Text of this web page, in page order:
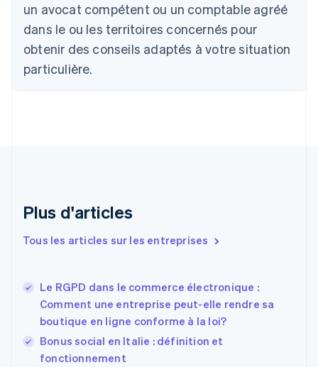
un avocat compétent ou un comptable agréé
dans le ou les territoires concernés pour
obtenir des conseils adaptés à votre situation
particulière.
Plus d'articles
Tous les articles sur les entreprises
Le RGPD dans le commerce électronique :
Comment une entreprise peut-elle rendre sa
boutique en ligne conforme à la loi?
Bonus social en Italie : définition et
fonctionnement
Bulgarie
English
Canada
EnglishFrançais
Chine continentale
Espagne
Estonie
EnglishEspañol简体中文
Finlande
EnglishSvenska
FrançaisEnglish
Gibraltar